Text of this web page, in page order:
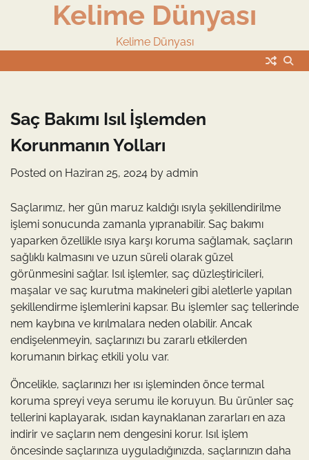
Kelime Dünyası
Kelime Dünyası
Saç Bakımı Isıl İşlemden
Korunmanın Yolları
Posted on Haziran 25, 2024 by admin
Saçlarımız, her gün maruz kaldığı ısıyla şekillendirilme
işlemi sonucunda zamanla yıpranabilir. Saç bakımı
yaparken özellikle ısıya karşı koruma sağlamak, saçların
sağlıklı kalmasını ve uzun süreli olarak güzel
görünmesini sağlar. Isıl işlemler, saç düzleştiricileri,
maşalar ve saç kurutma makineleri gibi aletlerle yapılan
şekillendirme işlemlerini kapsar. Bu işlemler saç tellerinde
nem kaybına ve kırılmalara neden olabilir. Ancak
endişelenmeyin, saçlarınızı bu zararlı etkilerden
korumanın birkaç etkili yolu var.
Öncelikle, saçlarınızı her ısı işleminden önce termal
koruma spreyi veya serumu ile koruyun. Bu ürünler saç
tellerini kaplayarak, ısıdan kaynaklanan zararları en aza
indirir ve saçların nem dengesini korur. Isıl işlem
öncesinde saçlarınıza uyguladığınızda, saçlarınızın daha